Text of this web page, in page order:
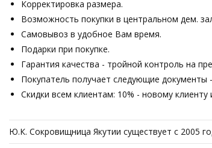
Корректировка размера.
Возможность покупки в центральном дем.
Самовывоз в удобное Вам время.
Подарки при покупке.
Гарантия качества - тройной контроль на
Покупатель получает следующие документы
Скидки всем клиентам: 10% - новому
Ю.К. Сокровищница Якутии существует с 2005